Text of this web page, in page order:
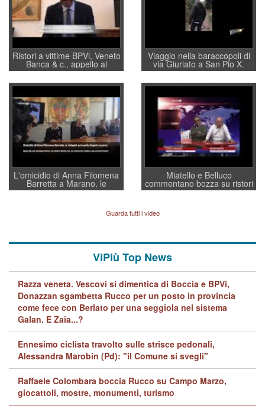
Ristori a vittime BPVi, Veneto
Banca & c., appello al
sottosegretario Alessio
Villarosa: per mettere ordine
convochi con Di Maio CNCU
a supporto della cabina di
regia al Mef
Viaggio nella baraccopoli di
via Giuriato a San Pio X.
Vicenza ai Vicentini: “faremo
un regalo di Natale ai
residenti”
L'omicidio di Anna Filomena
Barretta a Marano, le
indagini dei carabinieri di
quelle di... Barbara D'Urso
Miatello e Belluco
commentano bozza su ristori
BPVi e Veneto Banca
Guarda tutti i video
ViPiù Top News
Razza veneta. Vescovi si dimentica di Boccia e BPVi,
Donazzan sgambetta Rucco per un posto in provincia
come fece con Berlato per una seggiola nel sistema
Galan. E Zaia...?
Ennesimo ciclista travolto sulle strisce pedonali,
Alessandra Marobin (Pd): "il Comune si svegli"
Raffaele Colombara boccia Rucco su Campo Marzo,
giocattoli, mostre, monumenti, turismo